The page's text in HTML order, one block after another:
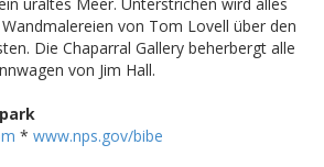
von Tom Lovell über den
Die Chaparral Gallery beherbergt alle
von Jim Hall.
* www.nps.gov/bibe